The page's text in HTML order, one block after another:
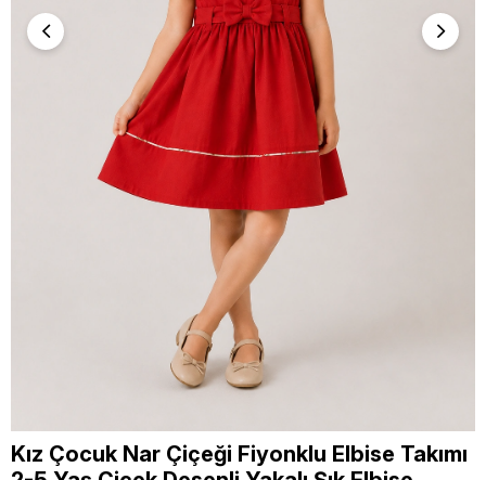
Kız Çocuk Nar Çiçeği Fiyonklu Elbise Takımı